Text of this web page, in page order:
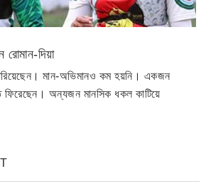
রোমান-দিয়া
মান-অভিমানও কম হয়নি। একজন
ফিরেছেন। অন্যজন মানসিক ধকল কাটিয়ে